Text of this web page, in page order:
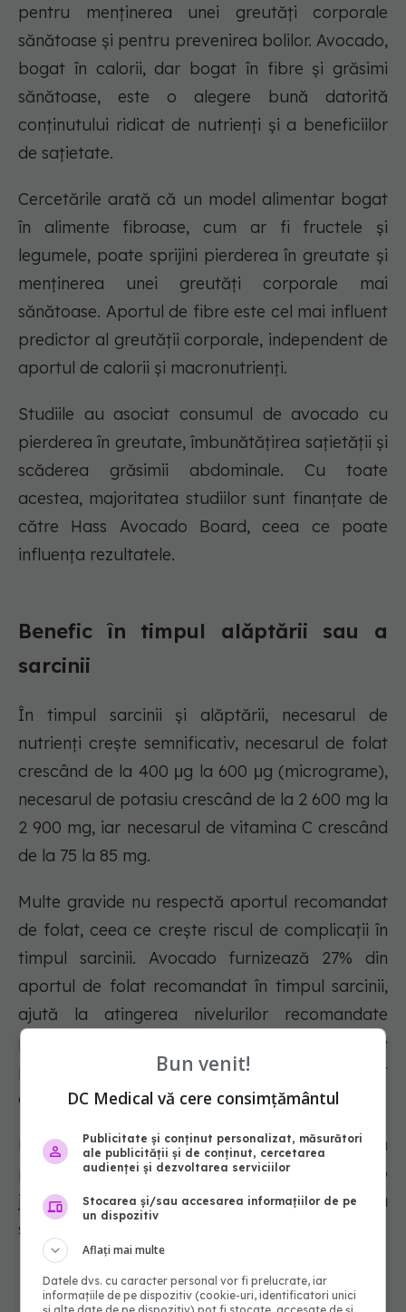
pentru menținerea unei greutăți corporale
sănătoase și pentru prevenirea bolilor. Avocado,
bogat în calorii, dar bogat în fibre și grăsimi
sănătoase, este o alegere bună datorită
conținutului ridicat de nutrienți și a beneficiilor
de sațietate.
Cercetările arată că un model alimentar bogat
în alimente fibroase, cum ar fi fructele și
legumele, poate sprijini pierderea în greutate și
menținerea unei greutăți corporale mai
sănătoase. Aportul de fibre este cel mai influent
predictor al greutății corporale, independent de
aportul de calorii și macronutrienți.
Studiile au asociat consumul de avocado cu
pierderea în greutate, îmbunătățirea sațietății și
scăderea grăsimii abdominale. Cu toate
acestea, majoritatea studiilor sunt finanțate de
către Hass Avocado Board, ceea ce poate
influența rezultatele.
Benefic în timpul alăptării sau a
sarcinii
În timpul sarcinii și alăptării, necesarul de
nutrienți crește semnificativ, necesarul de folat
crescând de la 400 μg la 600 μg (micrograme),
necesarul de potasiu crescând de la 2 600 mg la
2 900 mg, iar necesarul de vitamina C crescând
de la 75 la 85 mg.
Multe gravide nu respectă aportul recomandat
de folat, ceea ce crește riscul de complicații în
timpul sarcinii. Avocado furnizează 27% din
aportul de folat recomandat în timpul sarcinii,
ajută la atingerea nivelurilor recomandate
pentru vitaminele C, potasiu și B6 și poate
preveni constipația datorită conținutului ridicat
de fibre.
Pentru o masă sau o idee de gustare sănătoasă
pentru sarcină și alăptare, încearcă să umpli o
jumătate de avocado cu salată de somon sau
salată de pui.
Este un aliment delicious și versatil
Bun venit!
DC Medical vă cere consimțământul
Publicitate și conținut personalizat, măsurători
ale publicității și de conținut, cercetarea
audienței și dezvoltarea serviciilor
Stocarea și/sau accesarea informațiilor de pe
un dispozitiv
Aflați mai multe
Datele dvs. cu caracter personal vor fi prelucrate, iar
informațiile de pe dispozitiv (cookie-uri, identificatori unici